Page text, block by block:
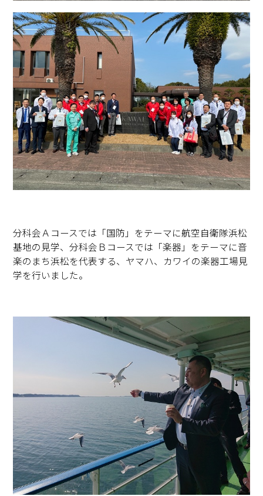
分科会Ａコースでは「国防」をテーマに航空自衛隊浜松
基地の見学、分科会Ｂコースでは「楽器」をテーマに音
楽のまち浜松を代表する、ヤマハ、カワイの楽器工場見
学を行いました。